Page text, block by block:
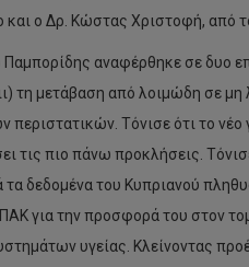
και ο Δρ. Κώστας Χριστοφή, από
Παμπορίδης αναφέρθηκε σε δυο
τη μετάβαση από λοιμώδη σε
Τόνισε ότι το
τις πιο πάνω προκλήσεις.
τα δεδομένα του Κυπριανού
για την προσφορά του στον
υγείας. Κλείνοντας